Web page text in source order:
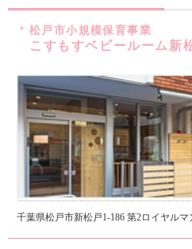
松戸市小規模保育事業
こすもすベビールーム新
千葉県松戸市新松戸1-186 第2ロイヤルマ